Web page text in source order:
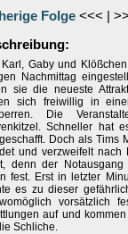
Folge <<< |
Karl, Gaby und
Nachmittag
sie die neueste
sich freiwillig in
Die
Schneller hat
Doch als Tims
und verzweifelt nach
denn der
fest. Erst in letzter
es zu dieser
vorsätzlich
auf und
Schliche.